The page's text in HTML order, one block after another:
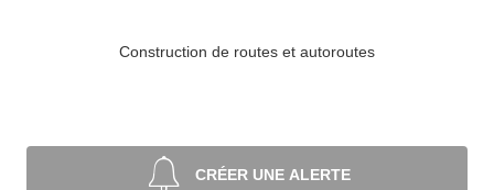
Construction de routes et autoroutes
CRÉER UNE ALERTE